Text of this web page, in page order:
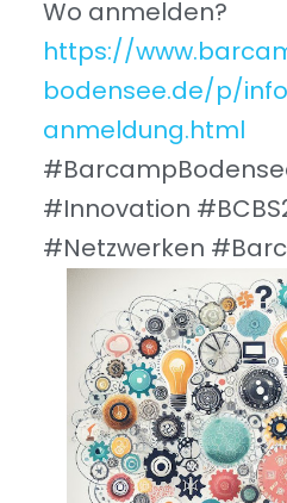
Wo anmelden?
https://
bodensee.de/p/
anmeldung.html
#Innovation
#Netzwerken